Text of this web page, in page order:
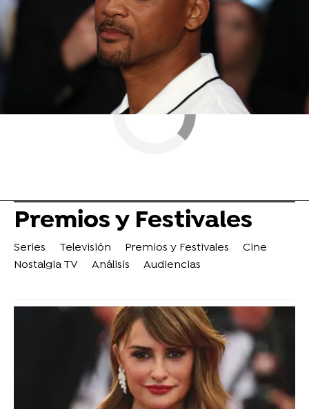
ObjetivoTV » Premios y Festivales
Premios y Festivales
Series Televisión Premios y Festivales
Cine
Nostalgia TV
Análisis Audiencias